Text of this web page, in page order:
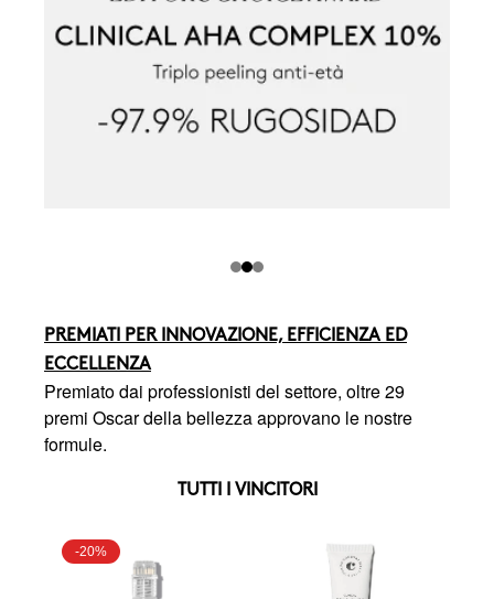
PREMIATI PER INNOVAZIONE, EFFICIENZA ED
ECCELLENZA
Premiato dai professionisti del settore, oltre 29
premi Oscar della bellezza approvano le nostre
formule.
TUTTI I VINCITORI
-20%